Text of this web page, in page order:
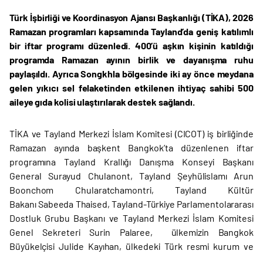
Türk İşbirliği ve Koordinasyon Ajansı Başkanlığı (TİKA), 2026
Ramazan programları kapsamında Tayland’da geniş katılımlı
bir iftar programı düzenledi. 400’ü aşkın kişinin katıldığı
programda Ramazan ayının birlik ve dayanışma ruhu
paylaşıldı. Ayrıca Songkhla bölgesinde iki ay önce meydana
gelen yıkıcı sel felaketinden etkilenen ihtiyaç sahibi 500
aileye gıda kolisi ulaştırılarak destek sağlandı.
TİKA ve Tayland Merkezi İslam Komitesi (CICOT) iş birliğinde
Ramazan ayında başkent Bangkok’ta düzenlenen iftar
programına Tayland Krallığı Danışma Konseyi Başkanı
General Surayud Chulanont, Tayland Şeyhülislamı Arun
Boonchom Chularatchamontri, Tayland Kültür
Bakanı Sabeeda Thaised, Tayland-Türkiye Parlamentolararası
Dostluk Grubu Başkanı ve Tayland Merkezi İslam Komitesi
Genel Sekreteri Surin Palaree, ülkemizin Bangkok
Büyükelçisi Julide Kayıhan, ülkedeki Türk resmi kurum ve